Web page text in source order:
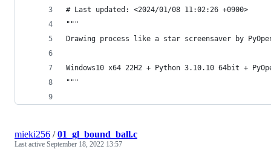
# Last updated: <2024/01/08 11:02:26 +0900>
"""
Drawing process like a star screensaver by
Windows10 x64 22H2 + Python 3.10.10 64bit +
"""
mieki256 /01_gl_bound_ball.c
Last active September 18, 2022 13:57